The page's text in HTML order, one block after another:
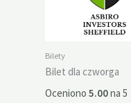
Bilety
Bilet dla czworga
Oceniono 5.00na 5